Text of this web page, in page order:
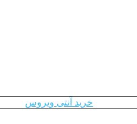
خرید آنتی ویروس